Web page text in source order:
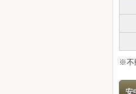
※不
安